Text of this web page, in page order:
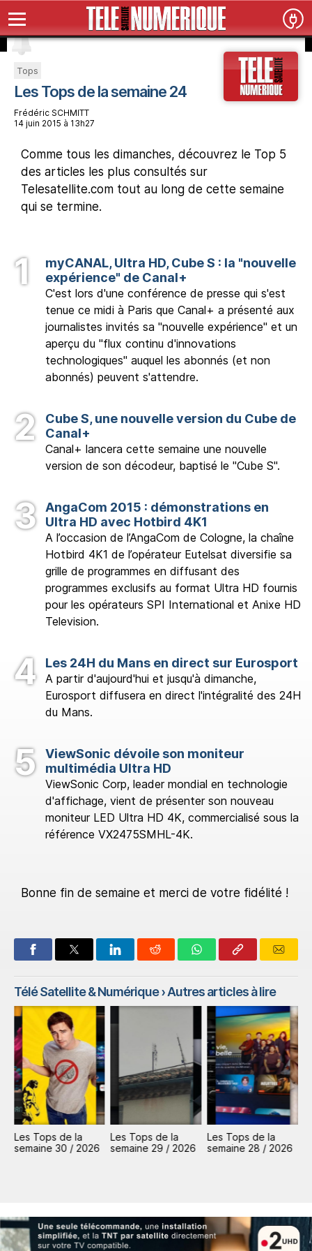
Tops
Les Tops de la semaine 24
Frédéric SCHMITT
14 juin 2015 à 13h27
Comme tous les dimanches, découvrez le Top 5
des articles les plus consultés sur
Telesatellite.com tout au long de cette semaine
qui se termine.
myCANAL, Ultra HD, Cube S : la "nouvelle
expérience" de Canal+
C'est lors d'une conférence de presse qui s'est
tenue ce midi à Paris que Canal+ a présenté aux
journalistes invités sa "nouvelle expérience" et un
aperçu du "flux continu d'innovations
technologiques" auquel les abonnés (et non
abonnés) peuvent s'attendre.
Cube S, une nouvelle version du Cube de
Canal+
Canal+ lancera cette semaine une nouvelle
version de son décodeur, baptisé le "Cube S".
AngaCom 2015 : démonstrations en
Ultra HD avec Hotbird 4K1
A l’occasion de l’AngaCom de Cologne, la chaîne
Hotbird 4K1 de l’opérateur Eutelsat diversifie sa
grille de programmes en diffusant des
programmes exclusifs au format Ultra HD fournis
pour les opérateurs SPI International et Anixe HD
Television.
Les 24H du Mans en direct sur Eurosport
A partir d'aujourd'hui et jusqu'à dimanche,
Eurosport diffusera en direct l'intégralité des 24H
du Mans.
ViewSonic dévoile son moniteur
multimédia Ultra HD
ViewSonic Corp, leader mondial en technologie
d'affichage, vient de présenter son nouveau
moniteur LED Ultra HD 4K, commercialisé sous la
référence VX2475SMHL-4K.
Bonne fin de semaine et merci de votre fidélité !
Télé Satellite & Numérique› Autres articles à lire
Les Tops de la
semaine 30 / 2026
Les Tops de la
semaine 29 / 2026
Les Tops de la
semaine 28 / 2026